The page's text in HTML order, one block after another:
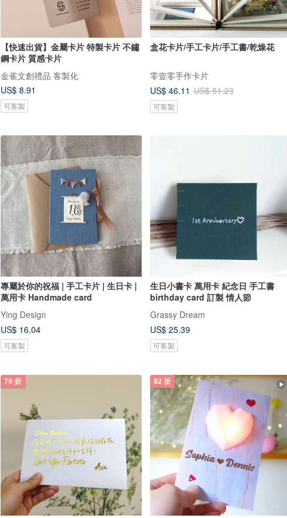
【快速出貨】金屬卡片 特製卡片 不鏽
鋼卡片 質感卡片
金雀文創禮品 客製化
US$ 8.91
可客製
盒花卡片/手工卡片/手工書/乾燥花
零壹零手作卡片
US$ 46.11 US$ 51.23
可客製
專屬於你的祝福 | 手工卡片 | 生日卡 |
萬用卡 Handmade card
Ying Design
US$ 16.04
可客製
生日小書卡 萬用卡 紀念日 手工書
birthday card 訂製 情人節
Grassy Dream
US$ 25.39
可客製
79 折 82 折